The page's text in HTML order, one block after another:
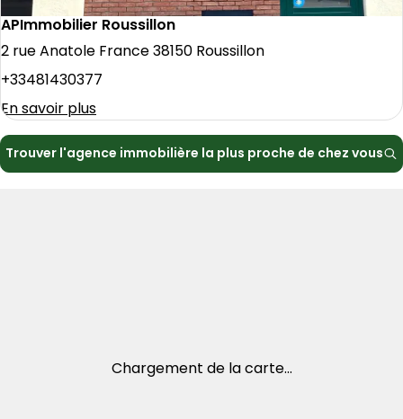
APImmobilier Roussillon
2 rue Anatole France 38150 Roussillon
+33481430377
En savoir plus
Trouver l'agence immobilière la plus proche de chez vous
Chargement de la carte...